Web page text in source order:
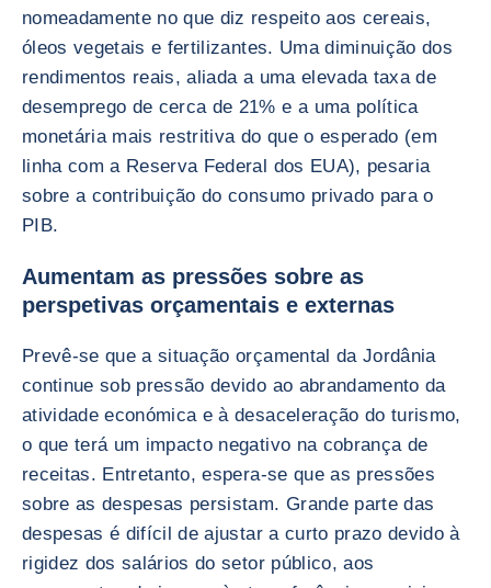
nomeadamente no que diz respeito aos cereais,
óleos vegetais e fertilizantes. Uma diminuição dos
rendimentos reais, aliada a uma elevada taxa de
desemprego de cerca de 21% e a uma política
monetária mais restritiva do que o esperado (em
linha com a Reserva Federal dos EUA), pesaria
sobre a contribuição do consumo privado para o
PIB.
Aumentam as pressões sobre as
perspetivas orçamentais e externas
Prevê-se que a situação orçamental da Jordânia
continue sob pressão devido ao abrandamento da
atividade económica e à desaceleração do turismo,
o que terá um impacto negativo na cobrança de
receitas. Entretanto, espera-se que as pressões
sobre as despesas persistam. Grande parte das
despesas é difícil de ajustar a curto prazo devido à
rigidez dos salários do setor público, aos